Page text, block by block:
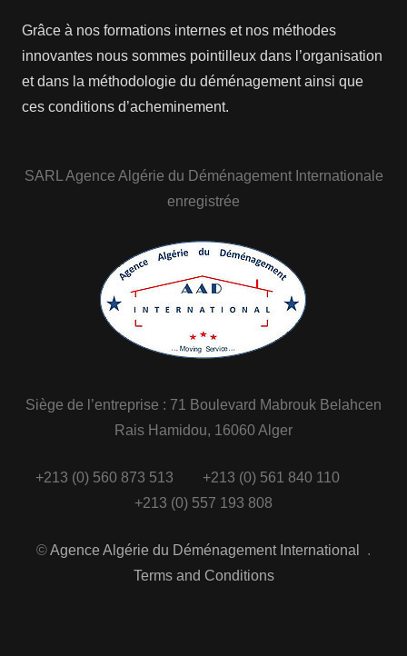
Grâce à nos formations internes et nos méthodes
innovantes nous sommes pointilleux dans l’organisation
et dans la méthodologie du déménagement ainsi que
ces conditions d’acheminement.
SARL Agence Algérie du Déménagement Internationale
enregistrée
Siège de l’entreprise : 71 Boulevard Mabrouk Belahcen
Rais Hamidou, 16060 Alger
+213 (0) 560 873 513 +213 (0) 561 840 110
+213 (0) 557 193 808
©Agence Algérie du Déménagement International
.
Terms and Conditions